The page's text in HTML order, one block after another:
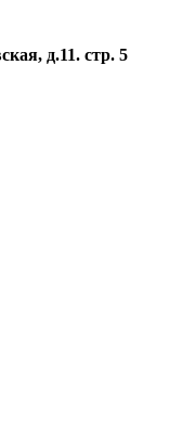
д.11. стр. 5